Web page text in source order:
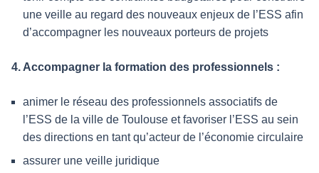
une veille au regard des nouveaux enjeux de l’ESS afin
d’accompagner les nouveaux porteurs de projets
4. Accompagner la formation des professionnels :
animer le réseau des professionnels associatifs de
l’ESS de la ville de Toulouse et favoriser l’ESS au sein
des directions en tant qu’acteur de l’économie circulaire
assurer une veille juridique